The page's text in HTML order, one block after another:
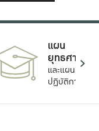
แผน
ยุทธศาสตร์
และแผน
ปฏิบัติการ